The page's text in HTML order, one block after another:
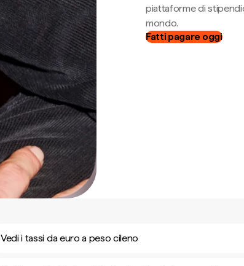
piattaforme di
mondo.
Fatti pagare oggi
Vedi i tassi da euro a peso cileno